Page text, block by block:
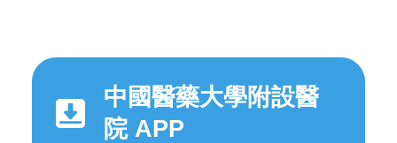
中國醫藥大學附設醫
院 APP